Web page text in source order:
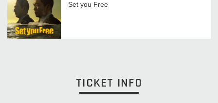
Set you Free
TICKET INFO